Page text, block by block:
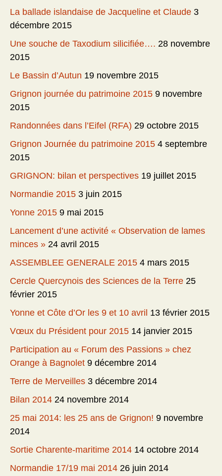
La ballade islandaise de Jacqueline et Claude 3
décembre 2015
Une souche de Taxodium silicifiée…. 28 novembre
2015
Le Bassin d’Autun 19 novembre 2015
Grignon journée du patrimoine 2015 9 novembre
2015
Randonnées dans l’Eifel (RFA) 29 octobre 2015
Grignon Journée du patrimoine 2015 4 septembre
2015
GRIGNON: bilan et perspectives 19 juillet 2015
Normandie 2015 3 juin 2015
Yonne 2015 9 mai 2015
Lancement d’une activité « Observation de lames
minces » 24 avril 2015
ASSEMBLEE GENERALE 2015 4 mars 2015
Cercle Quercynois des Sciences de la Terre 25
février 2015
Yonne et Côte d’Or les 9 et 10 avril 13 février 2015
Vœux du Président pour 2015 14 janvier 2015
Participation au « Forum des Passions » chez
Orange à Bagnolet 9 décembre 2014
Terre de Merveilles 3 décembre 2014
Bilan 2014 24 novembre 2014
25 mai 2014: les 25 ans de Grignon! 9 novembre
2014
Sortie Charente-maritime 2014 14 octobre 2014
Normandie 17/19 mai 2014 26 juin 2014